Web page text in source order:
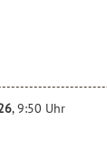
, 9:50 Uhr